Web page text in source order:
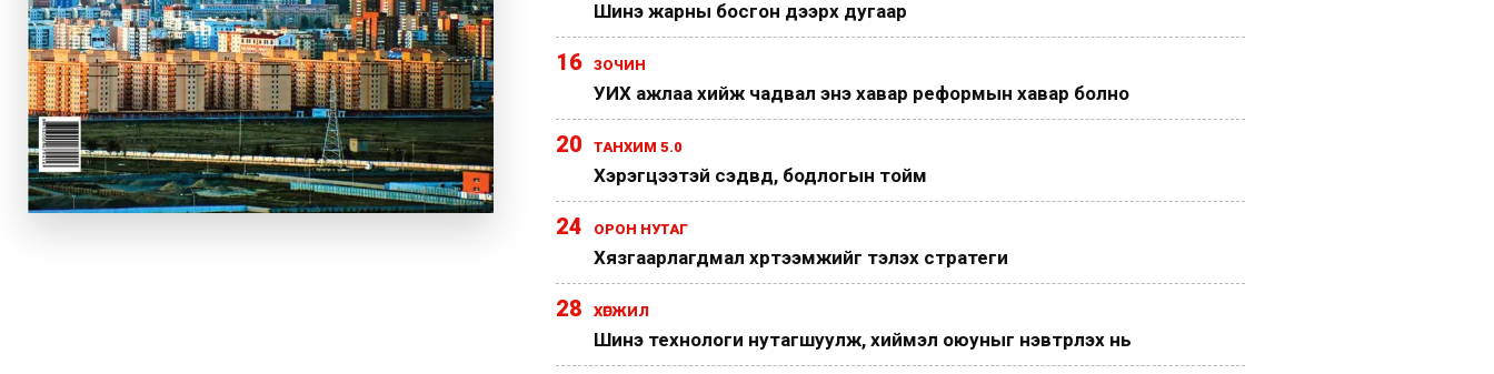
Шинэ жарны босгон дээрх дугаар
16 ЗОЧИН
УИХ ажлаа хийж чадвал энэ хавар реформын хавар болно
20 ТАНХИМ 5.0
Хэрэгцээтэй сэдвүүд, бодлогын тойм
24 ОРОН НУТАГ
Хязгаарлагдмал хүртээмжийг тэлэх стратеги
28 ХӨГЖИЛ
Шинэ технологи нутагшуулж, хиймэл оюуныг нэвтрүүлэх нь